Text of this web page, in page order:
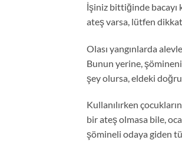
İşiniz bittiğinde bacayı
ateş varsa, lütfen
Olası yangınlarda
Bunun yerine,
şey olursa, eldeki
Kullanılırken
bir ateş olmasa bile,
şömineli odaya giden